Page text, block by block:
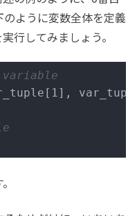
ように変数全体を定義
行してみましょう。
variable